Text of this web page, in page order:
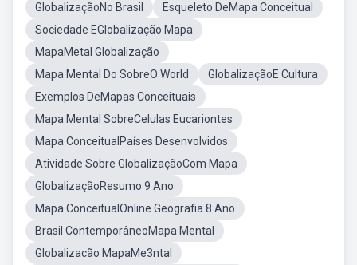
GlobalizaçãoNo Brasil
Esqueleto DeMapa Conceitual
Sociedade EGlobalização Mapa
MapaMetal Globalização
Mapa Mental Do SobreO World
GlobalizaçãoE Cultura
Exemplos DeMapas Conceituais
Mapa Mental SobreCelulas Eucariontes
Mapa ConceitualPaíses Desenvolvidos
Atividade Sobre GlobalizaçãoCom Mapa
GlobalizaçãoResumo 9 Ano
Mapa ConceitualOnline Geografia 8 Ano
Brasil ContemporâneoMapa Mental
Globalizacão MapaMe3ntal